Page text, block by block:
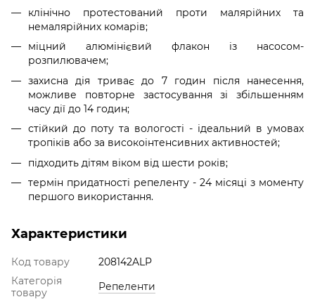
клінічно протестований проти малярійних та
немалярійних комарів;
міцний алюмінієвий флакон із насосом-
розпилювачем;
захисна дія триває до 7 годин після нанесення,
можливе повторне застосування зі збільшенням
часу дії до 14 годин;
стійкий до поту та вологості - ідеальний в умовах
тропіків або за високоінтенсивних активностей;
підходить дітям віком від шести років;
термін придатності репеленту - 24 місяці з моменту
першого використання.
Характеристики
Код товару
208142ALP
Категорія
товару
Репеленти